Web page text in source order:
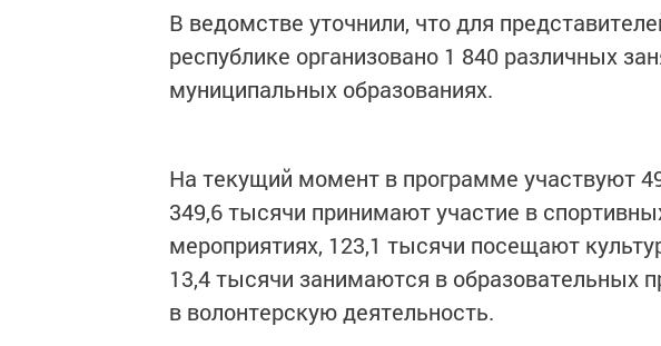
В ведомстве уточнили, что для
республике организовано 1 840 различных
муниципальных образованиях.
На текущий момент в программе участвуют
349,6 тысячи принимают участие в
мероприятиях, 123,1 тысячи посещают
13,4 тысячи занимаются в образовательных
в волонтерскую деятельность.